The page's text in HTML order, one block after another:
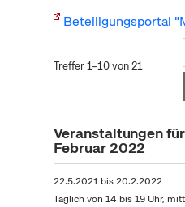
Beteiligungsportal
Treffer 1–10 von 21
Veranstaltungen
Februar 2022
22.5.2021bis20.2.2022
Täglich von 14 bis 19 Uhr,